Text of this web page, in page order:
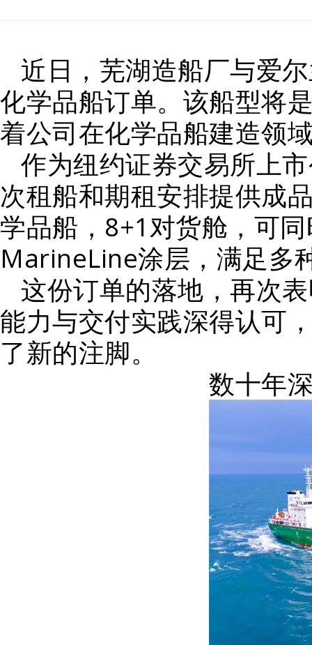
近日，芜湖造船厂与爱
化学品船订单。该船型将
着公司在化学品船建造领
作为纽约证券交易所上
次租船和期租安排提供成
学品船，8+1对货舱，可
MarineLine涂层，满足多
这份订单的落地，再次
能力与交付实践深得认可
了新的注脚。
数十年